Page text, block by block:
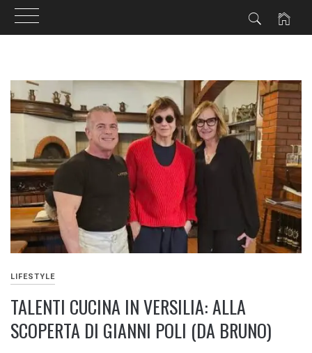
content
LIFESTYLE
TALENTI CUCINA IN VERSILIA: ALLA
SCOPERTA DI GIANNI POLI (DA BRUNO)